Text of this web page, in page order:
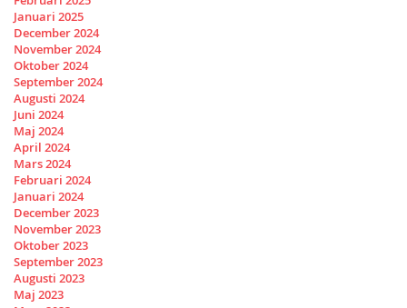
Januari 2025
December 2024
November 2024
Oktober 2024
September 2024
Augusti 2024
Juni 2024
Maj 2024
April 2024
Mars 2024
Februari 2024
Januari 2024
December 2023
November 2023
Oktober 2023
September 2023
Augusti 2023
Maj 2023